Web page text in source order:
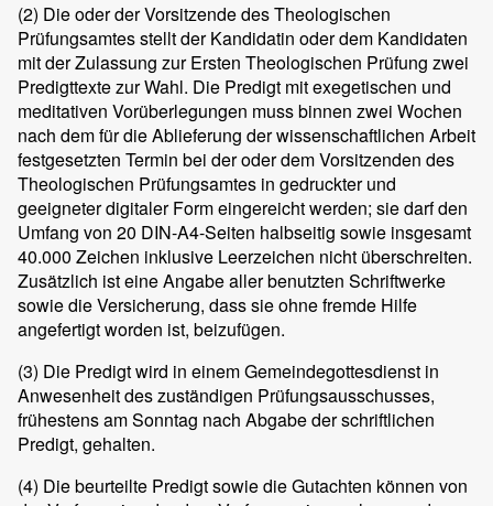
(2) Die oder der Vorsitzende des Theologischen
Prüfungsamtes stellt der Kandidatin oder dem Kandidaten
mit der Zulassung zur Ersten Theologischen Prüfung zwei
Predigttexte zur Wahl. Die Predigt mit exegetischen und
meditativen Vorüberlegungen muss binnen zwei Wochen
nach dem für die Ablieferung der wissenschaftlichen Arbeit
festgesetzten Termin bei der oder dem Vorsitzenden des
Theologischen Prüfungsamtes in gedruckter und
geeigneter digitaler Form eingereicht werden; sie darf den
Umfang von 20 DIN-A4-Seiten halbseitig sowie insgesamt
40.000 Zeichen inklusive Leerzeichen nicht überschreiten.
Zusätzlich ist eine Angabe aller benutzten Schriftwerke
sowie die Versicherung, dass sie ohne fremde Hilfe
angefertigt worden ist, beizufügen.
(3) Die Predigt wird in einem Gemeindegottesdienst in
Anwesenheit des zuständigen Prüfungsausschusses,
frühestens am Sonntag nach Abgabe der schriftlichen
Predigt, gehalten.
(4) Die beurteilte Predigt sowie die Gutachten können von